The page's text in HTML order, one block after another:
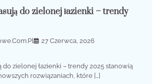
do zielonej łazienki – trendy
27 Czerwca, 2026
do zielonej łazienki – trendy 2025 stanowią
rozwiązaniach, które […]